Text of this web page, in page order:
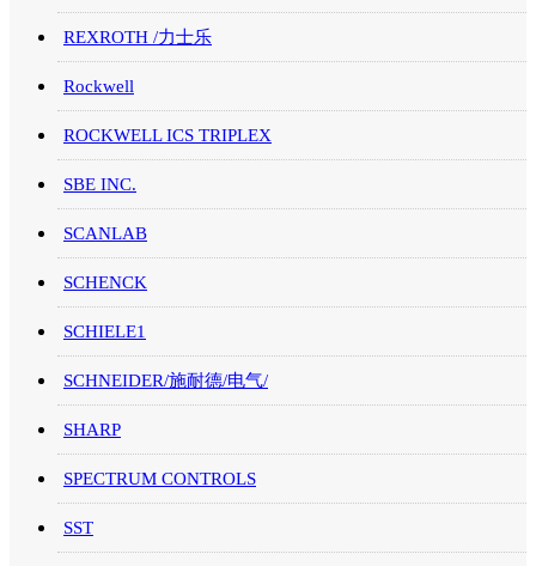
REXROTH /力士乐
Rockwell
ROCKWELL ICS TRIPLEX
SBE INC.
SCANLAB
SCHENCK
SCHIELE1
SCHNEIDER/施耐德/电气/
SHARP
SPECTRUM CONTROLS
SST